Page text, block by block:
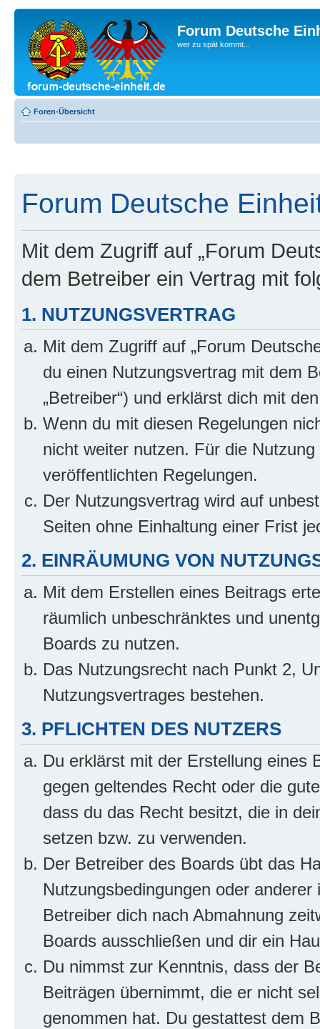
Forum Deutsche
wer zu spät kommt...
Foren-Übersicht
Forum Deutsche
Mit dem Zugriff auf „Forum
dem Betreiber ein Vertrag mit
1. NUTZUNGSVERTRAG
Mit dem Zugriff auf „Forum
du einen Nutzungsvertrag mit dem
„Betreiber“) und erklärst dich mit
Wenn du mit diesen Regelungen
nicht weiter nutzen. Für die
veröffentlichten Regelungen.
Der Nutzungsvertrag wird auf
Seiten ohne Einhaltung einer Frist
2. EINRÄUMUNG VON
Mit dem Erstellen eines Beitrags
räumlich unbeschränktes und
Boards zu nutzen.
Das Nutzungsrecht nach Punkt 2,
Nutzungsvertrages bestehen.
3. PFLICHTEN DES NUTZERS
Du erklärst mit der Erstellung eines
gegen geltendes Recht oder die
dass du das Recht besitzt, die in
setzen bzw. zu verwenden.
Der Betreiber des Boards übt das
Nutzungsbedingungen oder
Betreiber dich nach Abmahnung
Boards ausschließen und dir ein
Du nimmst zur Kenntnis, dass der
Beiträgen übernimmt, die er nicht
genommen hat. Du gestattest dem